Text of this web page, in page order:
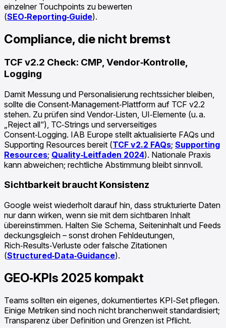
einzelner Touchpoints zu bewerten
(SEO‑Reporting‑Guide).
Compliance, die nicht bremst
TCF v2.2 Check: CMP, Vendor‑Kontrolle,
Logging
Damit Messung und Personalisierung rechtssicher bleiben,
sollte die Consent‑Management‑Plattform auf TCF v2.2
stehen. Zu prüfen sind Vendor‑Listen, UI‑Elemente (u. a.
„Reject all“), TC‑Strings und serverseitiges
Consent‑Logging. IAB Europe stellt aktualisierte FAQs und
Supporting Resources bereit (TCF v2.2 FAQs; Supporting
Resources; Quality‑Leitfaden 2024). Nationale Praxis
kann abweichen; rechtliche Abstimmung bleibt sinnvoll.
Sichtbarkeit braucht Konsistenz
Google weist wiederholt darauf hin, dass strukturierte Daten
nur dann wirken, wenn sie mit dem sichtbaren Inhalt
übereinstimmen. Halten Sie Schema, Seiteninhalt und Feeds
deckungsgleich – sonst drohen Fehldeutungen,
Rich‑Results‑Verluste oder falsche Zitationen
(Structured‑Data‑Guidance).
GEO‑KPIs 2025 kompakt
Teams sollten ein eigenes, dokumentiertes KPI‑Set pflegen.
Einige Metriken sind noch nicht branchenweit standardisiert;
Transparenz über Definition und Grenzen ist Pflicht.